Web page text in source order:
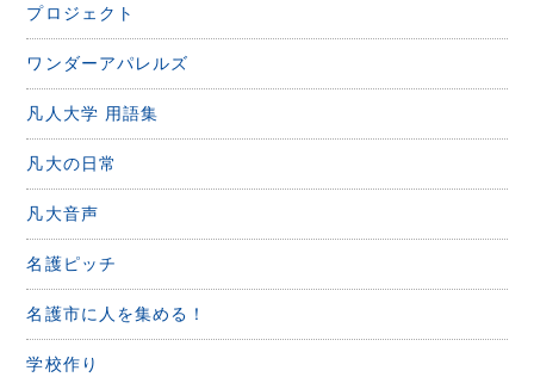
プロジェクト
ワンダーアパレルズ
凡人大学 用語集
凡大の日常
凡大音声
名護ピッチ
名護市に人を集める！
学校作り